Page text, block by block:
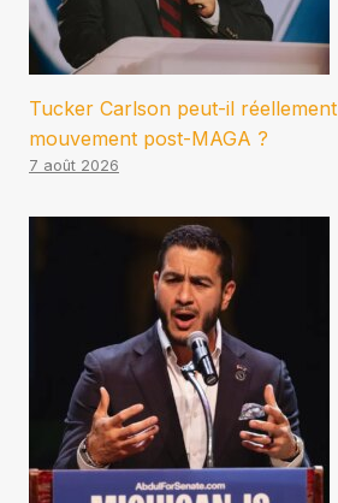
Tucker Carlson peut-il
mouvement post-MAGA ?
7 août 2026